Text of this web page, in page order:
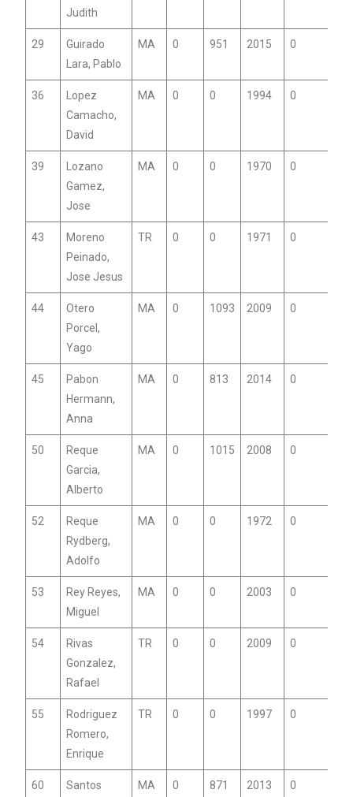
Judith
29
Guirado
Lara, Pablo
MA 0 951 2015 0
36
Lopez
Camacho,
David
MA 0 0 1994 0
39
Lozano
Gamez,
Jose
MA 0 0 1970 0
43
Moreno
Peinado,
Jose Jesus
TR 0 0 1971 0
44
Otero
Porcel,
Yago
MA 0 1093 2009 0
45
Pabon
Hermann,
Anna
MA 0 813 2014 0
50
Reque
Garcia,
Alberto
MA 0 1015 2008 0
52
Reque
Rydberg,
Adolfo
MA 0 0 1972 0
53
Rey Reyes,
Miguel
MA 0 0 2003 0
54
Rivas
Gonzalez,
Rafael
TR 0 0 2009 0
55
Rodriguez
Romero,
Enrique
TR 0 0 1997 0
60
Santos
MA 0 871 2013 0